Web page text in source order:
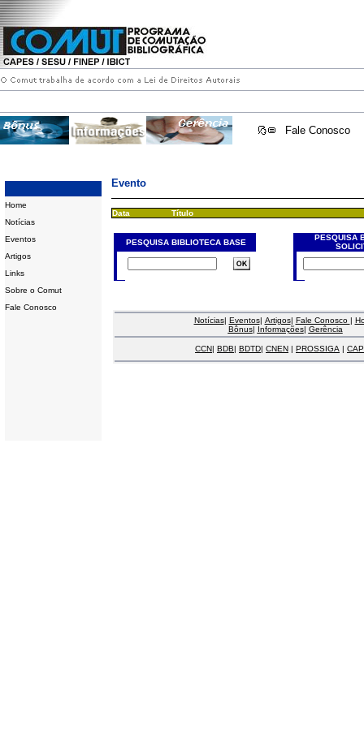
Fale Conosco
Home
Notícias
Eventos
Artigos
Links
Sobre o Comut
Fale Conosco
Evento
Data Título
PESQUISA BIBLIOTECA BASE
PESQUISA
Notícias| Eventos| Artigos| Fale Conosco |
Bônus| Informações| Gerência
CCN| BDB| BDTD| CNEN | PROSSIGA |